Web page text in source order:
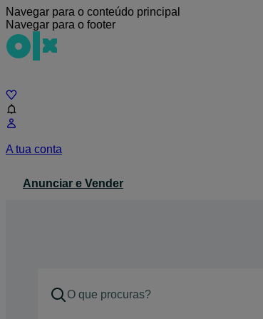
Navegar para o conteúdo principal
Navegar para o footer
A tua conta
Anunciar e Vender